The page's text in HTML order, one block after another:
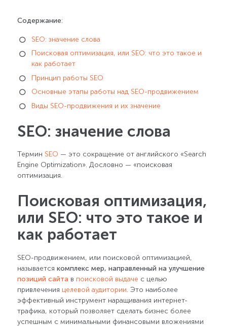
Содержание:
SEO: значение слова
Поисковая оптимизация, или SEO: что это такое и
как работает
Принцип работы SEO
Основные этапы работы над SEO-продвижением
Виды SEO-продвижения и их значение
SEO: значение слова
Термин SEO — это сокращение от английского «Search
Engine Optimization». Дословно — «поисковая
оптимизация.
Поисковая оптимизация,
или SEO: что это такое и
как работает
SEO-продвижением, или поисковой оптимизацией,
называется комплекс мер, направленный на улучшение
позиций сайта в поисковой выдаче с целью
привлечения целевой аудитории . Это наиболее
эффективный инструмент наращивания интернет-
трафика, который позволяет сделать бизнес более
успешным с минимальными финансовыми вложениями